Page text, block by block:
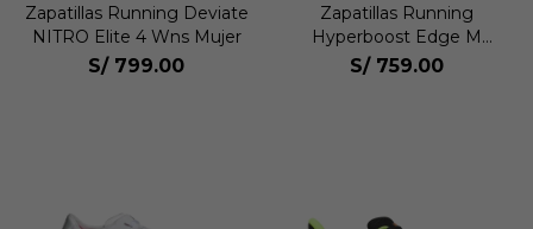
Zapatillas Running Deviate
NITRO Elite 4 Wns Mujer
S/ 799.00
Zapatillas Running
Hyperboost Edge M
Hombre
S/ 759.00